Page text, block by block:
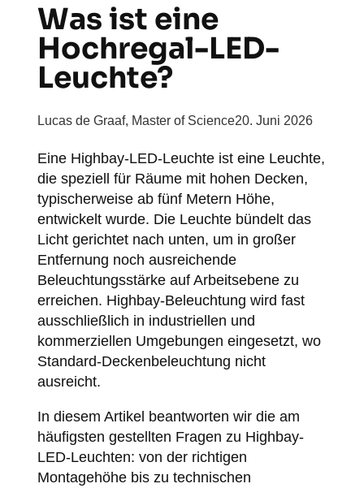
Was ist eine
Hochregal-LED-
Leuchte?
Lucas de Graaf, Master of Science20. Juni 2026
Eine Highbay-LED-Leuchte ist eine Leuchte,
die speziell für Räume mit hohen Decken,
typischerweise ab fünf Metern Höhe,
entwickelt wurde. Die Leuchte bündelt das
Licht gerichtet nach unten, um in großer
Entfernung noch ausreichende
Beleuchtungsstärke auf Arbeitsebene zu
erreichen. Highbay-Beleuchtung wird fast
ausschließlich in industriellen und
kommerziellen Umgebungen eingesetzt, wo
Standard-Deckenbeleuchtung nicht
ausreicht.
In diesem Artikel beantworten wir die am
häufigsten gestellten Fragen zu Highbay-
LED-Leuchten: von der richtigen
Montagehöhe bis zu technischen